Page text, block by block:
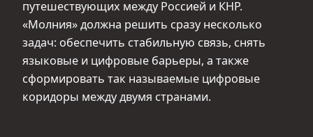
путешествующих между Россией и КНР.
«Молния» должна решить сразу несколько
задач: обеспечить стабильную связь, снять
языковые и цифровые барьеры, а также
сформировать так называемые цифровые
коридоры между двумя странами.